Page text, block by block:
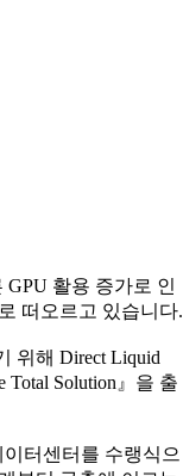
활용 증가로 인
떠오르고 있습니다.
위해 Direct Liquid
Solution』을 출
이터센터를 수랭식으